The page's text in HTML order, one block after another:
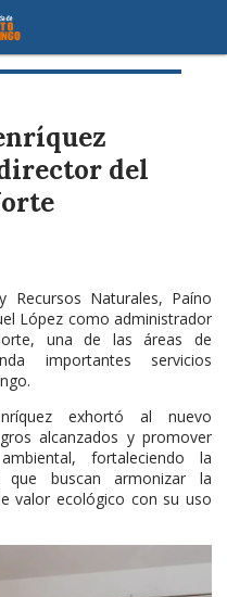
del
Naturales, Paíno
López como administrador
una de las áreas de
importantes servicios
exhortó al nuevo
alcanzados y promover
fortaleciendo la
que buscan armonizar la
valor ecológico con su uso